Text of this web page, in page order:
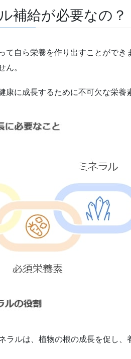
補給が必要なの？
て自ら栄養を作り出すことがで
ん。
康に成長するために不可欠な栄養
ラルは、植物の根の成長を促し、